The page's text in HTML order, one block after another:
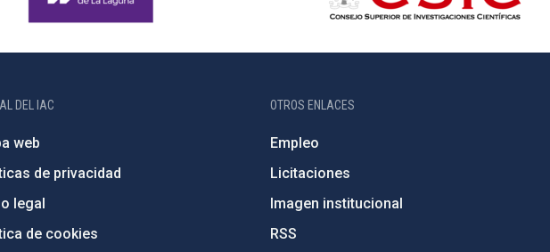
DEL IAC
web
de privacidad
legal
de cookies
OTROS ENLACES
Empleo
Licitaciones
Imagen institucional
RSS